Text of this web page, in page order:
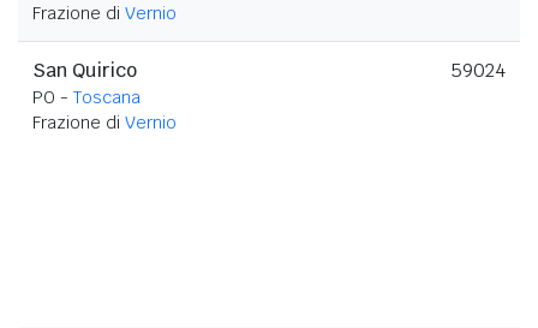
Frazione di Vernio
San Quirico
PO - Toscana
Frazione di Vernio
59024